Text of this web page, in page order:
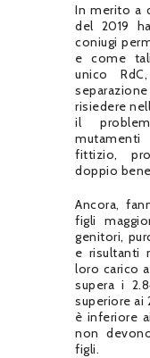
In merito a
del 2019
coniugi
e come
unico
risiedere
il
fittizio,
doppio
Ancora,
figli
genitori,
e risultanti
loro carico
supera i
superiore ai
è inferiore
non
figli.